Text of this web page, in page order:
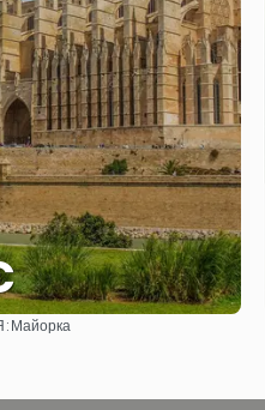
Вижте
Майорка